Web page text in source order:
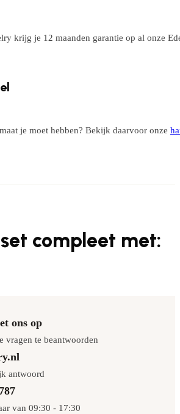
krijg je 12 maanden garantie op al onze
je moet hebben? Bekijk daarvoor onze
compleet met:
ons op
vragen te beantwoorden
antwoord
van 09:30 - 17:30